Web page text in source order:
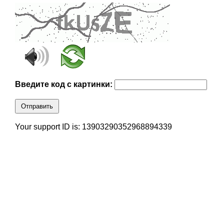
Введите код с картинки:
Отправить
Your support ID is: 13903290352968894339